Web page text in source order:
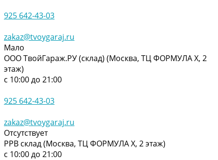
925 642-43-03
zakaz@tvoygaraj.ru
Мало
ООО ТвойГараж.РУ (склад) (Москва, ТЦ ФОРМУЛА Х, 2
этаж)
с 10:00 до 21:00
925 642-43-03
zakaz@tvoygaraj.ru
Отсутствует
РРВ склад (Москва, ТЦ ФОРМУЛА Х, 2 этаж)
с 10:00 до 21:00